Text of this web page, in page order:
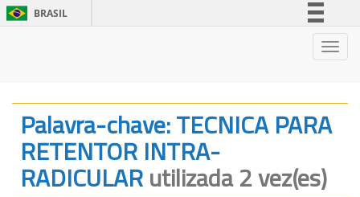
BRASIL
Legislação
Palavra-chave: TECNICA PARA
RETENTOR INTRA-
RADICULARutilizada 2 vez(es)